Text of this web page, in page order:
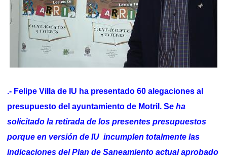
.- Felipe Villa de IU ha presentado 60 alegaciones al
presupuesto del ayuntamiento de Motril. Se ha
solicitado la retirada de los presentes presupuestos
porque en versión de IU incumplen totalmente las
indicaciones del Plan de Saneamiento actual aprobado